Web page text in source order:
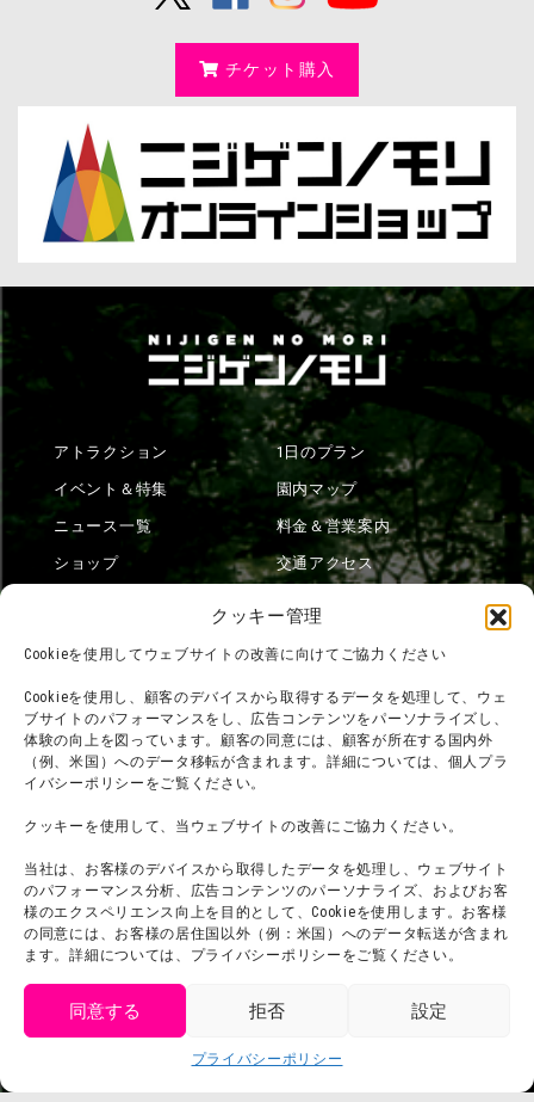
クッキー管理
Cookieを使用してウェブサイトの改善に向けてご協力ください
Cookieを使用し、顧客のデバイスから取得するデータを処理して、ウェ
ブサイトのパフォーマンスをし、広告コンテンツをパーソナライズし、
体験の向上を図っています。顧客の同意には、顧客が所在する国内外
（例、米国）へのデータ移転が含まれます。詳細については、個人プラ
イバシーポリシーをご覧ください。
クッキーを使用して、当ウェブサイトの改善にご協力ください。
当社は、お客様のデバイスから取得したデータを処理し、ウェブサイト
のパフォーマンス分析、広告コンテンツのパーソナライズ、およびお客
様のエクスペリエンス向上を目的として、Cookieを使用します。お客様
の同意には、お客様の居住国以外（例：米国）へのデータ転送が含まれ
ます。詳細については、プライバシーポリシーをご覧ください。
同意する 拒否 設定
プライバシーポリシー
チケット購入
アトラクション
イベント＆特集
ニュース一覧
ショップ
1日のプラン
園内マップ
料金＆営業案内
交通アクセス
団体利用について
お問い合わせ
利用規約
プライバシーポリシー
プレスリリース
メディア掲載実績
会社概要
スタッフ募集